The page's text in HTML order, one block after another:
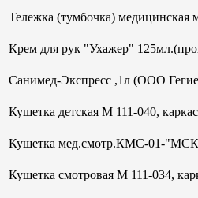
Тележка (тумбочка) медицинская
Крем для рук "Ухажер"
Санимед-Экспресс ,1л (ООО
Кушетка детская М 111-040, каркас
Кушетка мед.смотр.КМС-01-
Кушетка смотровая М 111-034,